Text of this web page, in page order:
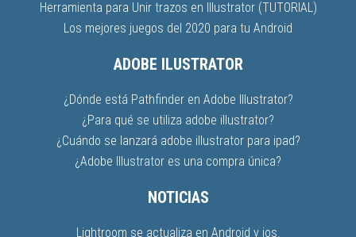
Herramienta para Unir trazos en Illustrator (TUTORIAL)
Los mejores juegos del 2020 para tu Android
ADOBE ILUSTRATOR
¿Dónde está Pathfinder en Adobe Illustrator?
¿Para qué se utiliza adobe illustrator?
¿Cuándo se lanzará adobe illustrator para ipad?
¿Adobe Illustrator es una compra única?
NOTICIAS
Lightroom se actualiza en Android y ios.